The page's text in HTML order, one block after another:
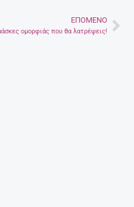
ΕΠΌΜΕΝΟ
ομορφιάς που θα λατρέψεις!Next